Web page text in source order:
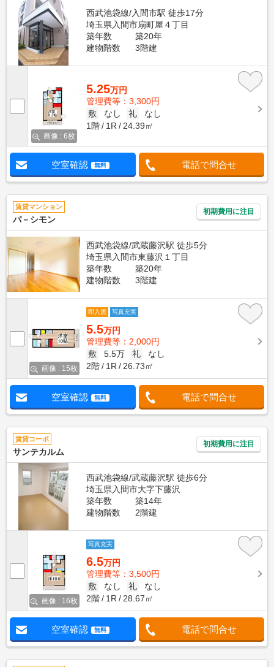
西武池袋線/入間市駅 徒歩17分
埼玉県入間市扇町屋４丁目
築年数
築20年
建物階数
3階建
画像 : 6枚
5.25万円
管理費等：3,300円
敷
なし 礼
なし
1階
1R 24.39㎡
空室確認 無料 電話で問合せ
賃貸マンション
パ－シモン
初期費用に注目
西武池袋線/武蔵藤沢駅 徒歩5分
埼玉県入間市東藤沢１丁目
築年数
築20年
建物階数
3階建
画像 : 15枚
即入居 写真充実
5.5万円
管理費等：2,000円
敷
5.5万 礼
なし
2階
1R 26.73㎡
空室確認 無料 電話で問合せ
賃貸コーポ
サンテカルム
初期費用に注目
西武池袋線/武蔵藤沢駅 徒歩6分
埼玉県入間市大字下藤沢
築年数
築14年
建物階数
2階建
画像 : 16枚
写真充実
6.5万円
管理費等：3,500円
敷
なし 礼
なし
2階
1R 28.67㎡
空室確認 無料 電話で問合せ